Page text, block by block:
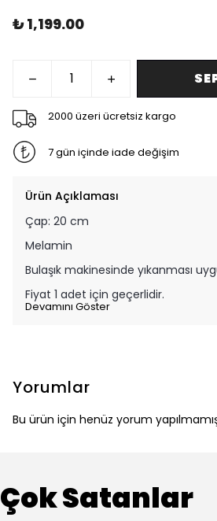
₺ 1,199.00
2000 üzeri ücretsiz kargo
7 gün içinde iade değişim
Ürün Açıklaması
Çap: 20 cm
Melamin
Bulaşık makinesinde yıkanması
Fiyat 1 adet için geçerlidir.
Devamını Göster
Yorumlar
Bu ürün için henüz yorum
Çok Satanlar